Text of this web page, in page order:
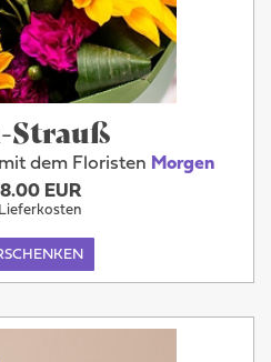
Strauß
dem Floristen Morgen
EUR